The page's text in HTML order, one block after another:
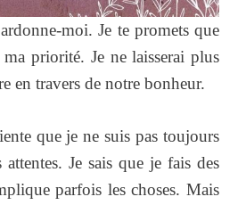
moi. Je te promets que
ma priorité. Je ne laisserai plus
en travers de notre bonheur.
que je ne suis pas toujours
Je sais que je fais des
parfois les choses. Mais